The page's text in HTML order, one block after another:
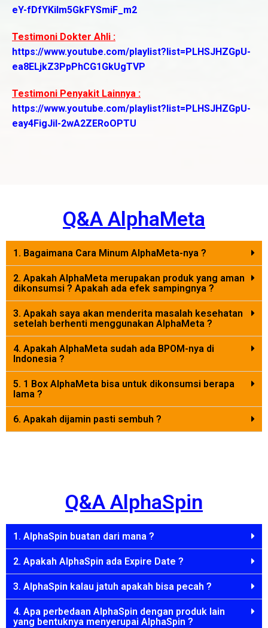
eY-fDfYKiIm5GkFYSmiF_m2
Testimoni Dokter Ahli :
https://www.youtube.com/playlist?list=PLHSJHZGpU-
ea8ELjkZ3PpPhCG1GkUgTVP
Testimoni Penyakit Lainnya :
https://www.youtube.com/playlist?list=PLHSJHZGpU-
eay4FigJil-2wA2ZERoOPTU
Q&A AlphaMeta
1. Bagaimana Cara Minum AlphaMeta-nya ?
2. Apakah AlphaMeta merupakan produk yang aman
dikonsumsi ? Apakah ada efek sampingnya ?
3. Apakah saya akan menderita masalah kesehatan
setelah berhenti menggunakan AlphaMeta ?
4. Apakah AlphaMeta sudah ada BPOM-nya di
Indonesia ?
5. 1 Box AlphaMeta bisa untuk dikonsumsi berapa
lama ?
6. Apakah dijamin pasti sembuh ?
Q&A AlphaSpin
1. AlphaSpin buatan dari mana ?
2. Apakah AlphaSpin ada Expire Date ?
3. AlphaSpin kalau jatuh apakah bisa pecah ?
4. Apa perbedaan AlphaSpin dengan produk lain
yang bentuknya menyerupai AlphaSpin ?